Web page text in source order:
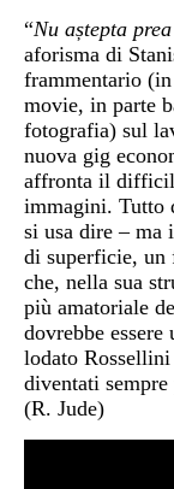
“Nu aștepta
aforisma di
frammentario
movie, in parte
fotografia) sul
nuova gig
affronta il
immagini. Tutto
si usa dire –
di superficie, un
che, nella sua
più amatoriale
dovrebbe
lodato
diventati
(R. Jude)